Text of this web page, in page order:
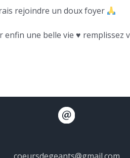
rejoindre un doux foyer
une belle vie ♥️ remplissez